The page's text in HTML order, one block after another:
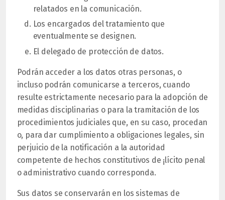
relatados en la comunicación.
Los encargados del tratamiento que
eventualmente se designen.
El delegado de protección de datos.
Podrán acceder a los datos otras personas, o
incluso podrán comunicarse a terceros, cuando
resulte estrictamente necesario para la adopción de
medidas disciplinarias o para la tramitación de los
procedimientos judiciales que, en su caso, procedan
o, para dar cumplimiento a obligaciones legales, sin
perjuicio de la notificación a la autoridad
competente de hechos constitutivos de ¡lícito penal
o administrativo cuando corresponda.
Sus datos se conservarán en los sistemas de